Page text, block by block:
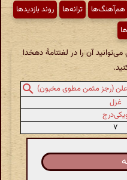
هم‌آهنگ‌ها ترانه‌ها
روند بازدیدها
آن را در لغتنامهٔ دهخدا
(رجز مثمن مطوی مخبون)
غزل
۷